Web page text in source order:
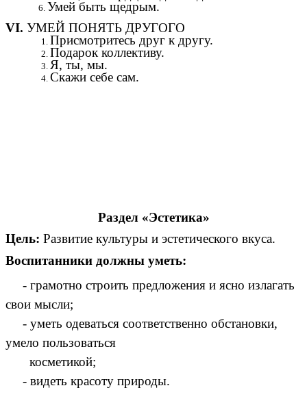
Умей быть щедрым.
VI. УМЕЙ ПОНЯТЬ ДРУГОГО
Присмотритесь друг к другу.
Подарок коллективу.
Я, ты, мы.
Скажи себе сам.
Раздел «Эстетика»
Цель: Развитие культуры и эстетического вкуса.
Воспитанники должны уметь:
- грамотно строить предложения и ясно излагать
свои мысли;
- уметь одеваться соответственно обстановки,
умело пользоваться
косметикой;
- видеть красоту природы.